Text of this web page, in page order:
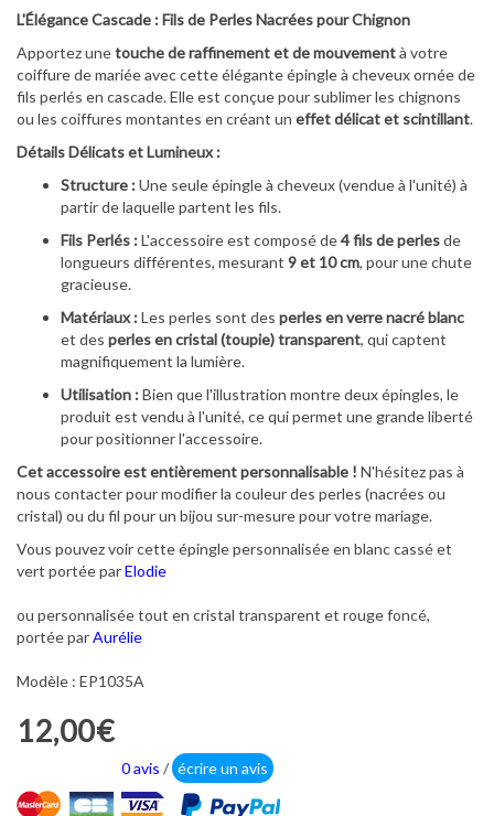
L'Élégance Cascade : Fils de Perles Nacrées pour Chignon
Apportez unetouche de raffinement et de mouvementà votre
coiffure de mariée avec cette élégante épingle à cheveux ornée de
fils perlés en cascade. Elle est conçue pour sublimer les chignons
ou les coiffures montantes en créant un effet délicat et scintillant.
Détails Délicats et Lumineux :
Structure :Une seule épingle à cheveux (vendue à l'unité) à
partir de laquelle partent les fils.
Fils Perlés :L'accessoire est composé de4 fils de perlesde
longueurs différentes, mesurant 9 et 10 cm, pour une chute
gracieuse.
Matériaux :Les perles sont des perles en verre nacré blanc
et des perles en cristal (toupie) transparent, qui captent
magnifiquement la lumière.
Utilisation :Bien que l'illustration montre deux épingles, le
produit est vendu à l'unité, ce qui permet une grande liberté
pour positionner l'accessoire.
Cet accessoire est entièrement personnalisable ! N'hésitez pas à
nous contacter pour modifier la couleur des perles (nacrées ou
cristal) ou du fil pour un bijou sur-mesure pour votre mariage.
Vous pouvez voir cette épingle personnalisée en blanc cassé et
vert portée parElodie
ou personnalisée tout en cristal transparent et rouge foncé,
portée parAurélie
Modèle : EP1035A
12,00€
0 avis / écrire un avis